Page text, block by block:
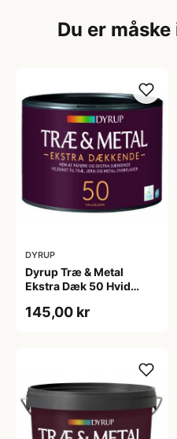
Du er
DYRUP
Dyrup Træ & Metal
Ekstra Dæk 50 Hvid
145,00 kr